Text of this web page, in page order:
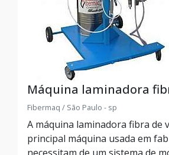
Máquina laminadora
Fibermaq / São Paulo - sp
A máquina laminadora fibra de
principal máquina usada em